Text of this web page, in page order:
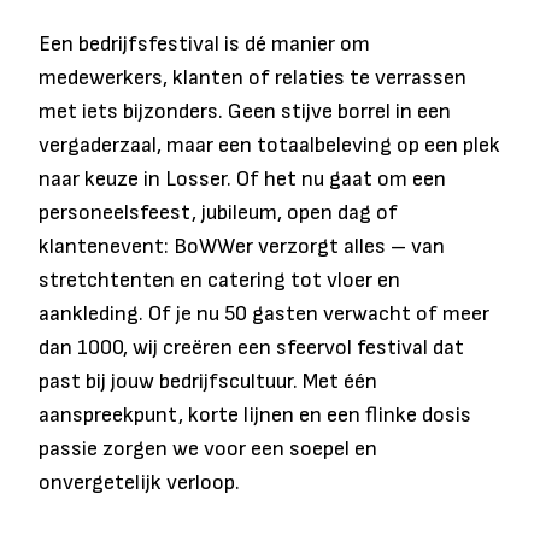
Een bedrijfsfestival is dé manier om
medewerkers, klanten of relaties te verrassen
met iets bijzonders. Geen stijve borrel in een
vergaderzaal, maar een totaalbeleving op een plek
naar keuze in Losser. Of het nu gaat om een
personeelsfeest, jubileum, open dag of
klantenevent: BoWWer verzorgt alles – van
stretchtenten en catering tot vloer en
aankleding. Of je nu 50 gasten verwacht of meer
dan 1000, wij creëren een sfeervol festival dat
past bij jouw bedrijfscultuur. Met één
aanspreekpunt, korte lijnen en een flinke dosis
passie zorgen we voor een soepel en
onvergetelijk verloop.